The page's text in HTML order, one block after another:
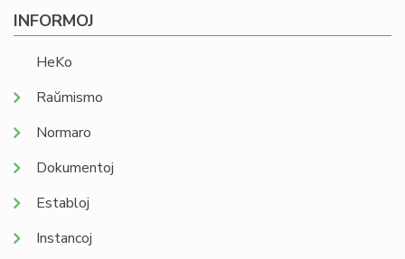
INFORMOJ
HeKo
Raŭmismo
Normaro
Dokumentoj
Establoj
Instancoj